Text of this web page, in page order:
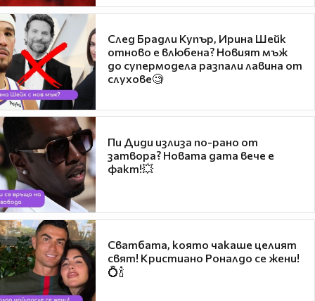
След Брадли Купър, Ирина Шейк
отново е влюбена? Новият мъж
до супермодела разпали лавина от
слухове🧐
Пи Диди излиза по-рано от
затвора? Новата дата вече е
факт!💥
Сватбата, която чакаше целият
свят! Кристиано Роналдо се жени!
💍🍾